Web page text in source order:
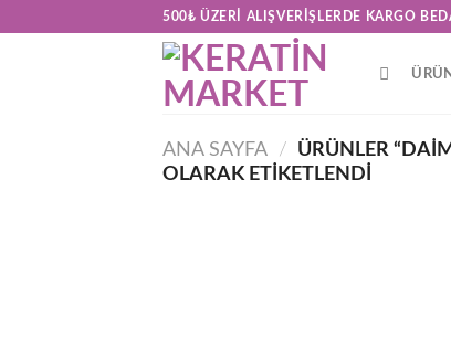
500₺ ÜZERI ALIŞVERIŞLERDE KARGO
ANA SAYFA / ÜRÜNLER
OLARAK ETIKETLENDI